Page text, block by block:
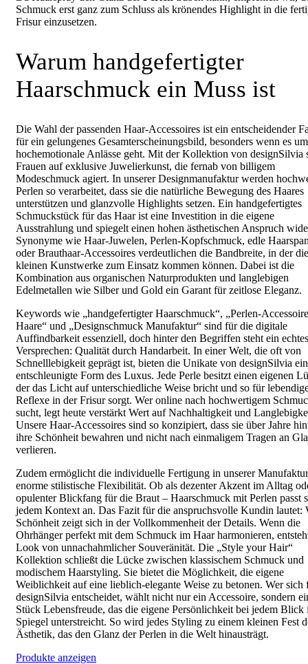
Schmuck erst ganz zum Schluss als krönendes Highlight in die
Frisur einzusetzen.
Warum handgefertigter
Haarschmuck ein Muss ist
Die Wahl der passenden Haar-Accessoires ist ein entscheidender
für ein gelungenes Gesamterscheinungsbild, besonders wenn es um
hochemotionale Anlässe geht. Mit der Kollektion von designSilvia
Frauen auf exklusive Juwelierkunst, die fernab von billigem
Modeschmuck agiert. In unserer Designmanufaktur werden
Perlen so verarbeitet, dass sie die natürliche Bewegung des Haares
unterstützen und glanzvolle Highlights setzen. Ein handgefertigtes
Schmuckstück für das Haar ist eine Investition in die eigene
Ausstrahlung und spiegelt einen hohen ästhetischen Anspruch
Synonyme wie Haar-Juwelen, Perlen-Kopfschmuck, edle
oder Brauthaar-Accessoires verdeutlichen die Bandbreite, in der
kleinen Kunstwerke zum Einsatz kommen können. Dabei ist die
Kombination aus organischen Naturprodukten und langlebigen
Edelmetallen wie Silber und Gold ein Garant für zeitlose Eleganz.
Keywords wie „handgefertigter Haarschmuck“, „Perlen-
Haare“ und „Designschmuck Manufaktur“ sind für die digitale
Auffindbarkeit essenziell, doch hinter den Begriffen steht ein echtes
Versprechen: Qualität durch Handarbeit. In einer Welt, die oft von
Schnelllebigkeit geprägt ist, bieten die Unikate von designSilvia
entschleunigte Form des Luxus. Jede Perle besitzt einen eigenen
der das Licht auf unterschiedliche Weise bricht und so für
Reflexe in der Frisur sorgt. Wer online nach hochwertigem
sucht, legt heute verstärkt Wert auf Nachhaltigkeit und
Unsere Haar-Accessoires sind so konzipiert, dass sie über Jahre
ihre Schönheit bewahren und nicht nach einmaligem Tragen an
verlieren.
Zudem ermöglicht die individuelle Fertigung in unserer
enorme stilistische Flexibilität. Ob als dezenter Akzent im Alltag
opulenter Blickfang für die Braut – Haarschmuck mit Perlen passt
jedem Kontext an. Das Fazit für die anspruchsvolle Kundin lautet:
Schönheit zeigt sich in der Vollkommenheit der Details. Wenn die
Ohrhänger perfekt mit dem Schmuck im Haar harmonieren,
Look von unnachahmlicher Souveränität. Die „Style your Hair“
Kollektion schließt die Lücke zwischen klassischem Schmuck und
modischem Haarstyling. Sie bietet die Möglichkeit, die eigene
Weiblichkeit auf eine lieblich-elegante Weise zu betonen. Wer sich
designSilvia entscheidet, wählt nicht nur ein Accessoire, sondern
Stück Lebensfreude, das die eigene Persönlichkeit bei jedem Blick
Spiegel unterstreicht. So wird jedes Styling zu einem kleinen Fest
Ästhetik, das den Glanz der Perlen in die Welt hinausträgt.
Produkte anzeigen